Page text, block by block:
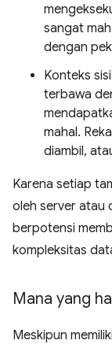
sangat
dengan
Konteks
terbawa
mahal.
diambil,
Karena setiap
oleh server atau
berpotensi
kompleksitas
Mana yang
Meskipun